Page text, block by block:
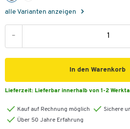
alle Varianten anzeigen
-
In den Warenkorb
Lieferzeit: Lieferbar innerhalb von 1-2
Kauf auf Rechnung möglich
Sichere
Über 50 Jahre Erfahrung